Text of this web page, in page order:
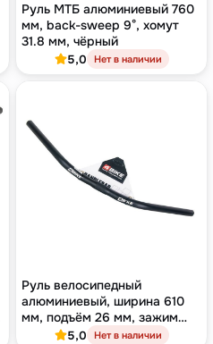
Руль МТБ алюминиевый 760
мм, back-sweep 9°, хомут
31.8 мм, чёрный
5,0 Нет в наличии
Руль велосипедный
алюминиевый, ширина 610
мм, подъём 26 мм, зажим
25.4 мм, чёрный
5,0 Нет в наличии